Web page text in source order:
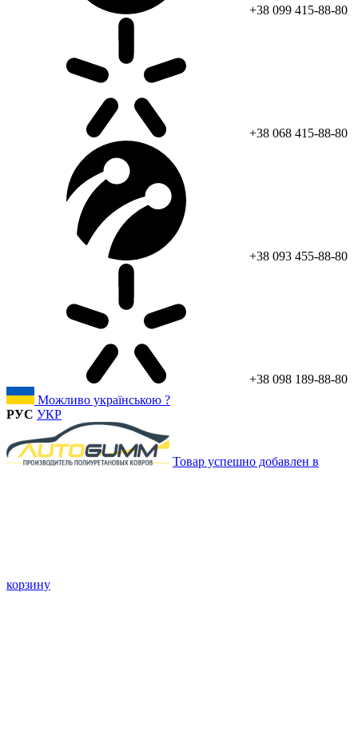
+38 099 415-88-80
+38 068 415-88-80
+38 093 455-88-80
+38 098 189-88-80
Можливо українською ?
РУС УКР
Товар успешно добавлен в
корзину